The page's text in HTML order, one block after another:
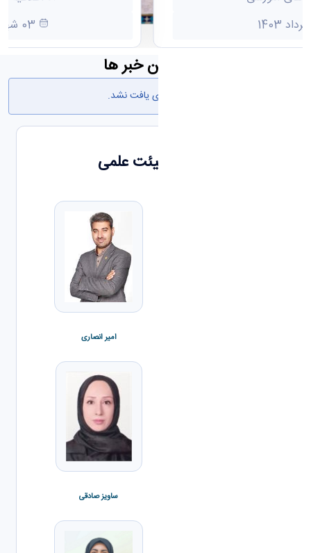
03 شهریور 1397
جدیدترین خبر ها
هیچ نتیجه‌ای یافت نشد.
اعضای هیئت علمی
امیر انصاری
ساویز صادقی